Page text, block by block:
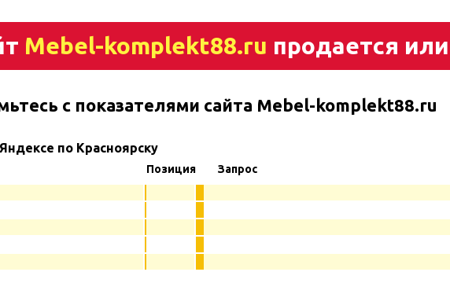
Mebel-komplekt88.ru продается
с показателями сайта Mebel-komplekt88.ru
по Красноярску
Позиция Запрос